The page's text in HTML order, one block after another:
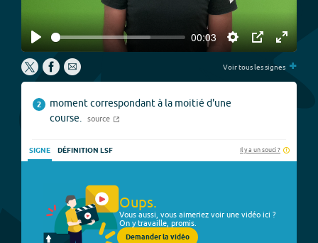
Play
00:03
Settings
PIP
Enter
Voir tous les signes +
2
moment correspondant à la moitié d'une
course.
source
SIGNE DÉFINITION LSF Il y a un souci ?
Oups.
Vous aussi, vous aimeriez voir une vidéo ici ?
On y travaille, promis.
Demander la vidéo